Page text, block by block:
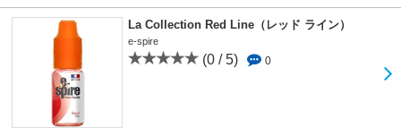
La Collection Red Line（レッド ライン）
e-spire
(0 / 5) 0